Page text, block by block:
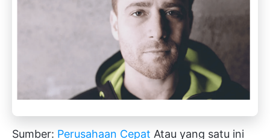
Sumber: Perusahaan Cepat Atau yang satu ini